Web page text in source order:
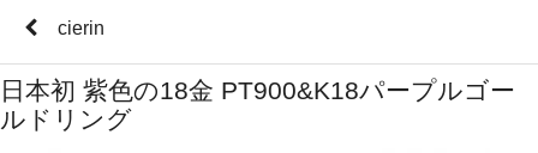
cierin
日本初 紫色の18金 PT900&K18パープルゴー
ルドリング